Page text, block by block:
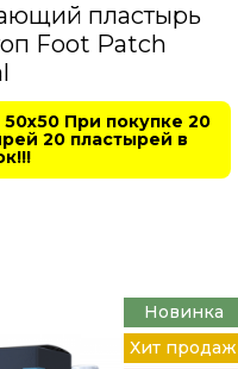
пластырь
Foot Patch
При покупке 20
20 пластырей в
Новинка
Хит продаж